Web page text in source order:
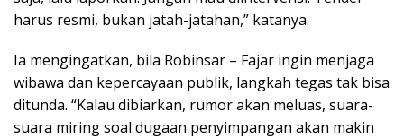
harus resmi, bukan jatah-jatahan,” katanya.
Ia mengingatkan, bila Robinsar – Fajar ingin menjaga
wibawa dan kepercayaan publik, langkah tegas tak bisa
ditunda. “Kalau dibiarkan, rumor akan meluas, suara-
suara miring soal dugaan penyimpangan akan makin